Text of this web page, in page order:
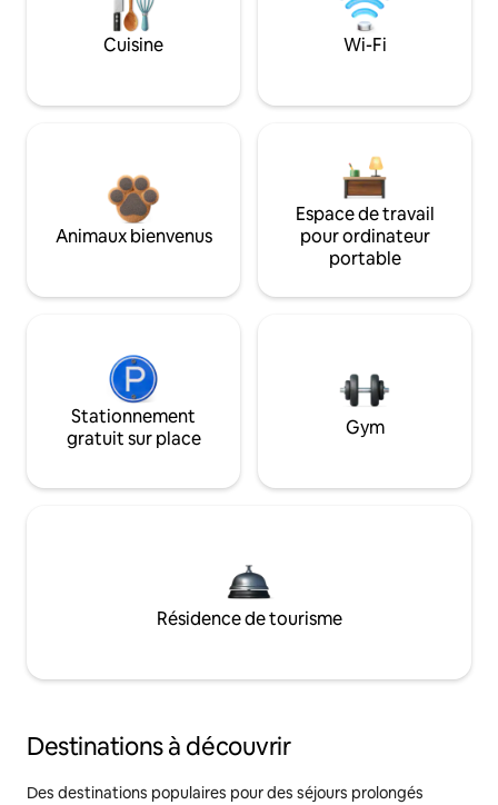
Cuisine Wi-Fi
Animaux bienvenus
Espace de travail
pour ordinateur
portable
Stationnement
gratuit sur place
Gym
Résidence de tourisme
Destinations à découvrir
Des destinations populaires pour des séjours prolongés